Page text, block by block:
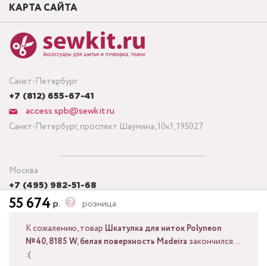
55 674 р. розница
К сожалению, товар Шкатулка для ниток Polyneon
№40, 8185 W, белая поверхность Madeira закончился...
:(
Санкт-Петербург
+7 (812) 655-67-41
access.spb@sewkit.ru
Санкт-Петербург, проспект Шаумяна, 10к1, 195027
Москва
+7 (495) 982-51-68
access.msk@sewkit.ru
125212
КАРТА САЙТА